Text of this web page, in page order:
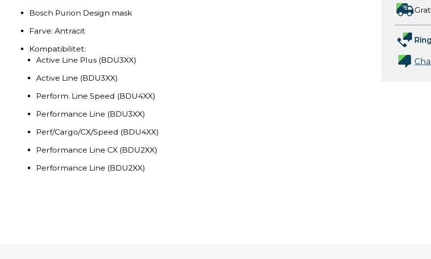
Bosch Purion Design mask
Farve: Antracit
Kompatibilitet:
Active Line Plus (BDU3XX)
Active Line (BDU3XX)
Perform. Line Speed (BDU4XX)
Performance Line (BDU3XX)
Perf/Cargo/CX/Speed (BDU4XX)
Performance Line CX (BDU2XX)
Performance Line (BDU2XX)